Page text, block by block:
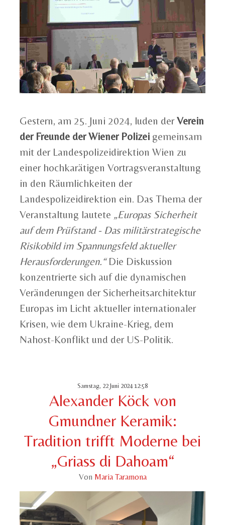
Gestern, am 25. Juni 2024, luden derVerein
der Freunde der Wiener Polizei gemeinsam
mit der Landespolizeidirektion Wien zu
einer hochkarätigen Vortragsveranstaltung
in den Räumlichkeiten der
Landespolizeidirektion ein. Das Thema der
Veranstaltung lautete „Europas Sicherheit
auf dem Prüfstand - Das militärstrategische
Risikobild im Spannungsfeld aktueller
Herausforderungen.“Die Diskussion
konzentrierte sich auf die dynamischen
Veränderungen der Sicherheitsarchitektur
Europas im Licht aktueller internationaler
Krisen, wie dem Ukraine-Krieg, dem
Nahost-Konflikt und der US-Politik.
Samstag, 22 Juni 2024 12:58
Alexander Köck von
Gmundner Keramik:
Tradition trifft Moderne bei
„Griass di Dahoam“
Von Maria Taramona